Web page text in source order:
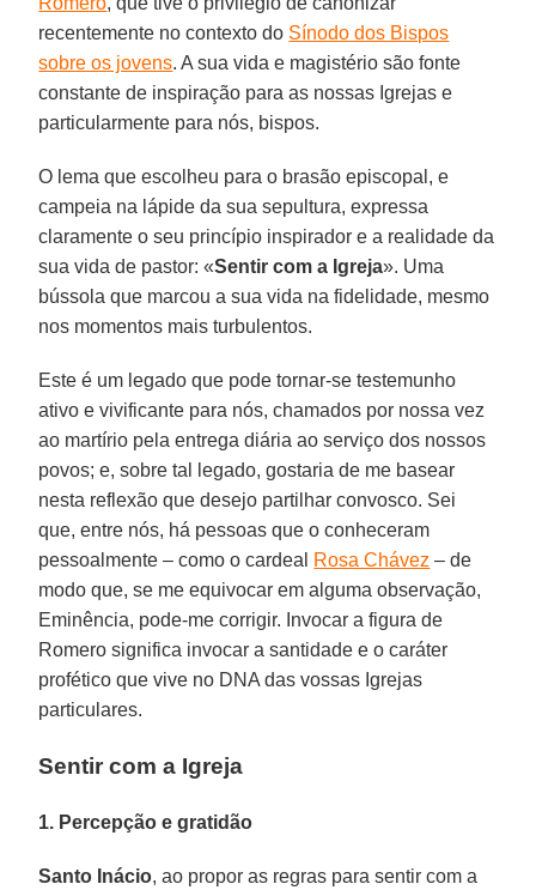
recentemente no contexto do Sínodo dos Bispos
sobre os jovens. A sua vida e magistério são fonte
constante de inspiração para as nossas Igrejas e
particularmente para nós, bispos.
O lema que escolheu para o brasão episcopal, e
campeia na lápide da sua sepultura, expressa
claramente o seu princípio inspirador e a realidade da
sua vida de pastor: «Sentir com a Igreja». Uma
bússola que marcou a sua vida na fidelidade, mesmo
nos momentos mais turbulentos.
Este é um legado que pode tornar-se testemunho
ativo e vivificante para nós, chamados por nossa vez
ao martírio pela entrega diária ao serviço dos nossos
povos; e, sobre tal legado, gostaria de me basear
nesta reflexão que desejo partilhar convosco. Sei
que, entre nós, há pessoas que o conheceram
pessoalmente – como o cardeal Rosa Chávez – de
modo que, se me equivocar em alguma observação,
Eminência, pode-me corrigir. Invocar a figura de
Romero significa invocar a santidade e o caráter
profético que vive no DNA das vossas Igrejas
particulares.
Sentir com a Igreja
1. Percepção e gratidão
Santo Inácio, ao propor as regras para sentir com a